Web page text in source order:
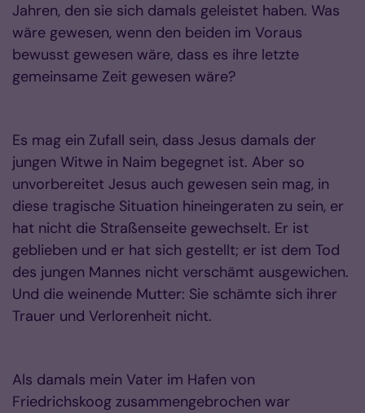
Jahren, den sie sich damals geleistet haben. Was
wäre gewesen, wenn den beiden im Voraus
bewusst gewesen wäre, dass es ihre letzte
gemeinsame Zeit gewesen wäre?
Es mag ein Zufall sein, dass Jesus damals der
jungen Witwe in Naim begegnet ist. Aber so
unvorbereitet Jesus auch gewesen sein mag, in
diese tragische Situation hineingeraten zu sein, er
hat nicht die Straßenseite gewechselt. Er ist
geblieben und er hat sich gestellt; er ist dem Tod
des jungen Mannes nicht verschämt ausgewichen.
Und die weinende Mutter: Sie schämte sich ihrer
Trauer und Verlorenheit nicht.
Als damals mein Vater im Hafen von
Friedrichskoog zusammengebrochen war